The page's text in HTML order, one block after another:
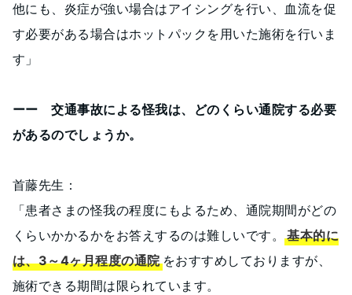
他にも、炎症が強い場合はアイシングを行い、血流を促
す必要がある場合はホットパックを用いた施術を行いま
す」
ーー 交通事故による怪我は、どのくらい通院する必要
があるのでしょうか。
首藤先生：
「患者さまの怪我の程度にもよるため、通院期間がどの
くらいかかるかをお答えするのは難しいです。基本的に
は、3～4ヶ月程度の通院をおすすめしておりますが、
施術できる期間は限られています。